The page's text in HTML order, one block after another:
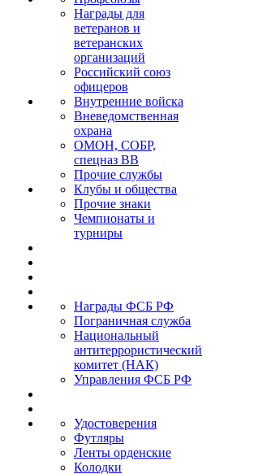
Награды для
ветеранов и
ветеранских
организаций
Российский союз
офицеров
Внутренние войска
Вневедомственная
охрана
ОМОН, СОБР,
спецназ ВВ
Прочие службы
Клубы и общества
Прочие знаки
Чемпионаты и
турниры
Награды ФСБ РФ
Пограничная служба
Национальный
антитеррористический
комитет (НАК)
Управления ФСБ РФ
Удостоверения
Футляры
Ленты орденские
Колодки